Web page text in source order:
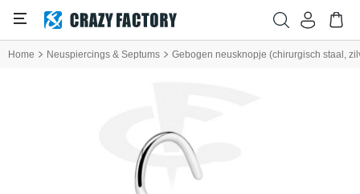
Home Neuspiercings & Septums Gebogen neusknopje (chirurgisch staal,